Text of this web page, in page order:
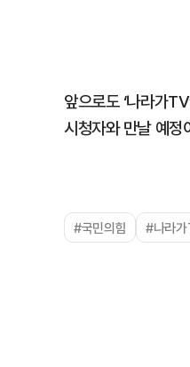
앞으로도 ‘나라가
시청자와 만날 예정
#국민의힘 #나라